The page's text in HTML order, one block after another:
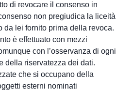
di revocare il consenso in
non pregiudica la liceità
da lei fornito prima della revoca.
è effettuato con mezzi
con l’osservanza di ogni
della riservatezza dei dati.
che si occupano della
esterni nominati